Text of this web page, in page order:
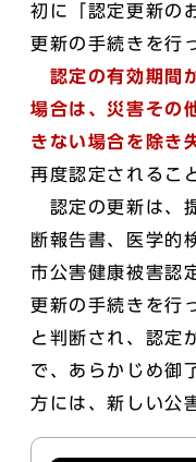
初に「認定更新の
更新の手続きを行
認定の有効期間
場合は、災害その
きない場合を除き
再度認定されるこ
認定の更新は、
断報告書、医学的
市公害健康被害認
更新の手続きを行
と判断され、認定
で、あらかじめ御
方には、新しい公